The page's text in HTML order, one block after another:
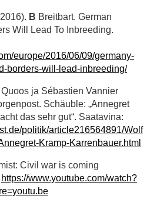
B Breitbart. German
Will Lead To Inbreeding.
europe/2016/06/09/germany-
borders-will-lead-inbreeding/
ja Sébastien Vannier
Schäuble: „Annegret
das sehr gut“. Saatavina:
politik/article216564891/Wolf
Kramp-Karrenbauer.html
Civil war is coming
https://www.youtube.com/watch?